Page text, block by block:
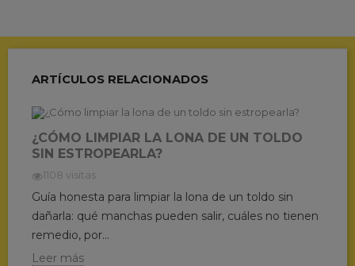
ARTÍCULOS RELACIONADOS
¿CÓMO LIMPIAR LA LONA DE UN TOLDO
SIN ESTROPEARLA?
1108 visitas
Guía honesta para limpiar la lona de un toldo sin
dañarla: qué manchas pueden salir, cuáles no tienen
remedio, por...
Leer más